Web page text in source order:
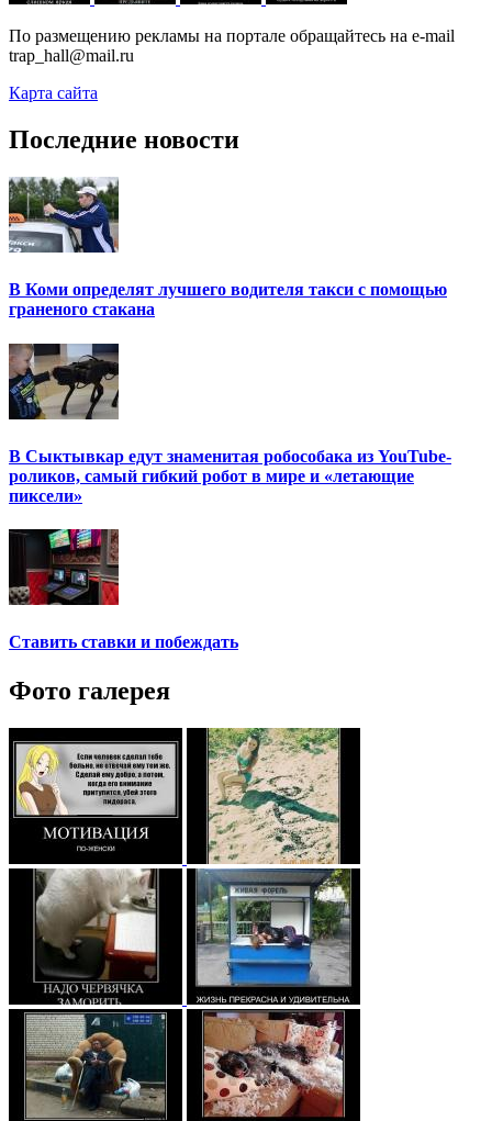
По размещению рекламы на портале обращайтесь на e-mail
trap_hall@mail.ru
Карта сайта
Последние новости
В Коми определят лучшего водителя такси с помощью
граненого стакана
В Сыктывкар едут знаменитая робособака из YouTube-
роликов, самый гибкий робот в мире и «летающие
пиксели»
Ставить ставки и побеждать
Фото галерея